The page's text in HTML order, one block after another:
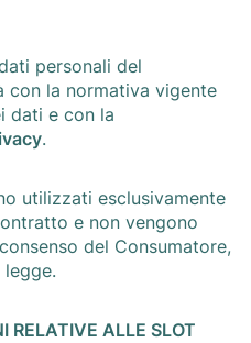
personali del
con la normativa vigente
dati e con la
.
utilizzati esclusivamente
e non vengono
del Consumatore,
RELATIVE ALLE SLOT